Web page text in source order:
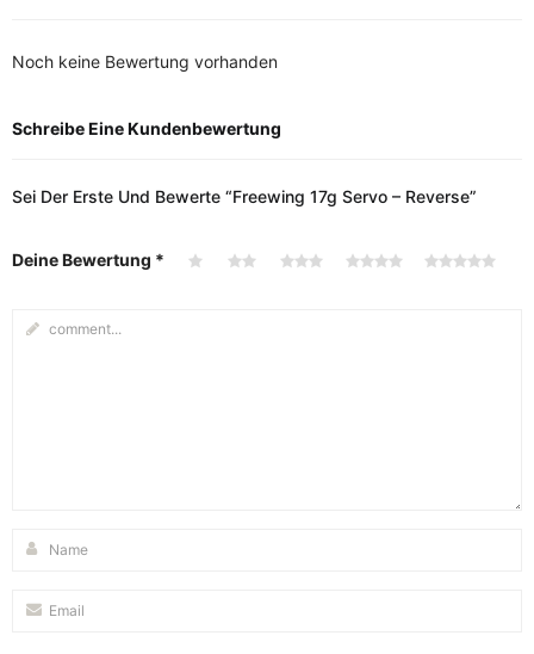
Noch keine Bewertung vorhanden
Schreibe Eine Kundenbewertung
Sei Der Erste Und Bewerte “Freewing 17g Servo – Reverse”
Deine Bewertung *